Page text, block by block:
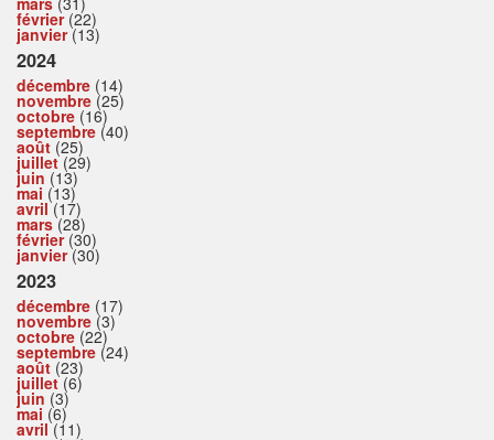
février(22)
janvier(13)
2024
décembre (14)
novembre (25)
octobre (16)
septembre (40)
août (25)
juillet(29)
juin (13)
mai (13)
avril(17)
mars(28)
février(30)
janvier(30)
2023
décembre (17)
novembre (3)
octobre (22)
septembre (24)
août (23)
juillet(6)
juin (3)
mai (6)
avril(11)